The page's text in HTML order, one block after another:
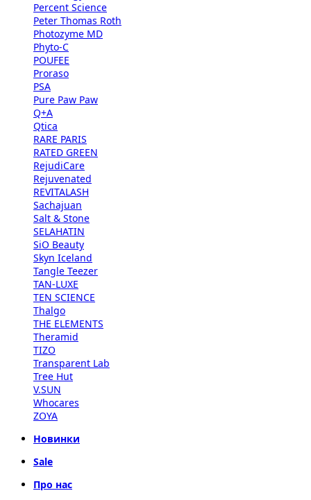
Percent Science
Peter Thomas Roth
Photozyme MD
Phyto-C
POUFEE
Proraso
PSA
Pure Paw Paw
Q+A
Qtica
RARE PARIS
RATED GREEN
RejudiCare
Rejuvenated
REVITALASH
Sachajuan
Salt & Stone
SELAHATIN
SiO Beauty
Skyn Iceland
Tangle Teezer
TAN-LUXE
TEN SCIENCE
Thalgo
THE ELEMENTS
Theramid
TIZO
Transparent Lab
Tree Hut
V.SUN
Whocares
ZOYA
Новинки
Sale
Про нас